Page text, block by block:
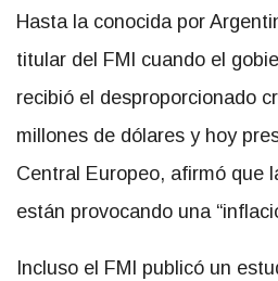
Hasta la conocida por
titular del FMI cuando el
recibió el desproporcionado
millones de dólares y hoy
Central Europeo, afirmó que
están provocando una
Incluso el FMI publicó un